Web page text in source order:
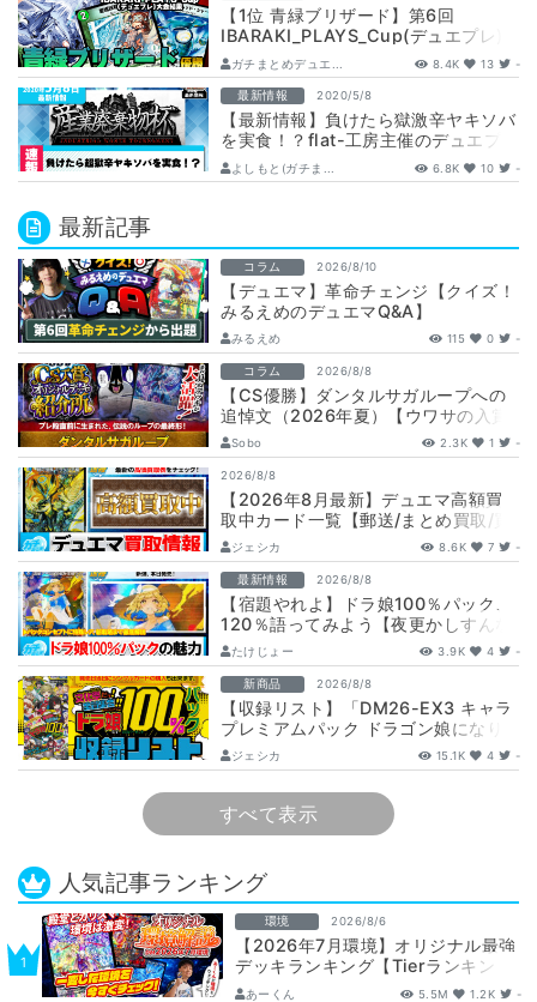
【1位 青緑ブリザード】第6回
IBARAKI_PLAYS_Cup(デュエプレ)
ガチまとめデュエ... 8.4K 13 -
最新情報 2020/5/8
【最新情報】負けたら獄激辛ヤキソバ
を実食！？flat-工房主催のデュエプレ
大会
よしもと(ガチま... 6.8K 10 -
最新記事
コラム 2026/8/10
【デュエマ】革命チェンジ【クイズ！
みるえめのデュエマQ&A】
みるえめ 115 0 -
コラム 2026/8/8
【CS優勝】ダンタルサガループへの
追悼文（2026年夏）【ウワサの入賞
オリジナルデッキ紹介所 – …
Sobo 2.3K 1 -
2026/8/8
【2026年8月最新】デュエマ高額買
取中カード一覧【郵送/まとめ買取/買
取表/相場/金トレジャー】
ジェシカ 8.6K 7 -
最新情報 2026/8/8
【宿題やれよ】ドラ娘100％パック、
120％語ってみよう【夜更かしすんな
よ】
たけじょー 3.9K 4 -
新商品 2026/8/8
【収録リスト】「DM26-EX3 キャラ
プレミアムパック ドラゴン娘になり
たくないっ！ 文化祭だョ！全員集
合!…
ジェシカ 15.1K 4 -
すべて表示
人気記事ランキング
環境 2026/8/6
【2026年7月環境】オリジナル最強
デッキランキング【Tierランキン
グ】
あーくん 5.5M 1.2K -